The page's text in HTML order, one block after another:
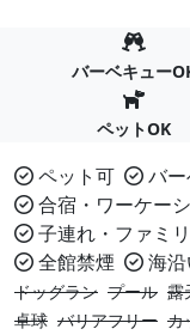
バーベキュー
ペットOK
ペット可 バ
合宿・ワーケー
子連れ・ファミ
全館禁煙
海
ドッグラン プール 露
卓球 バリアフリー カ